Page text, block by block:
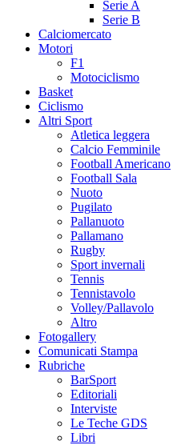
Serie A
Serie B
Calciomercato
Motori
F1
Motociclismo
Basket
Ciclismo
Altri Sport
Atletica leggera
Calcio Femminile
Football Americano
Football Sala
Nuoto
Pugilato
Pallanuoto
Pallamano
Rugby
Sport invernali
Tennis
Tennistavolo
Volley/Pallavolo
Altro
Fotogallery
Comunicati Stampa
Rubriche
BarSport
Editoriali
Interviste
Le Teche GDS
Libri